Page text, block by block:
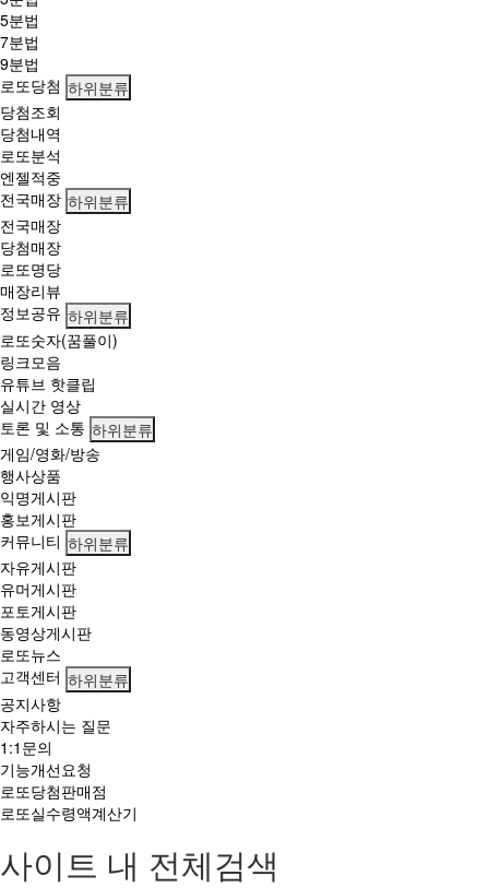
당
첨
확
률
을
높
여
보
세
요!
5분법
7분법
9분법
로또당첨 하위분류
당첨조회
당첨내역
로또분석
엔젤적중
전국매장 하위분류
전국매장
당첨매장
로또명당
매장리뷰
정보공유 하위분류
로또숫자(꿈풀이)
링크모음
유튜브 핫클립
실시간 영상
토론 및 소통 하위분류
게임/영화/방송
행사상품
익명게시판
홍보게시판
커뮤니티 하위분류
자유게시판
유머게시판
포토게시판
동영상게시판
로또뉴스
고객센터 하위분류
공지사항
자주하시는 질문
1:1문의
기능개선요청
로또당첨판매점
로또실수령액계산기
사이트 내 전체검색